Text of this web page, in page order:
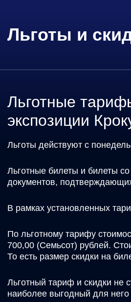
Льготы и
Льготные
экспозиции
Льготы действуют с
Льготные билеты и билеты со
документов,
В рамках установленных
По льготному тарифу
700,00 (Семьсот) рублей.
То есть размер скидки на
Льготный тариф и скидки не
наиболее выгодный для него